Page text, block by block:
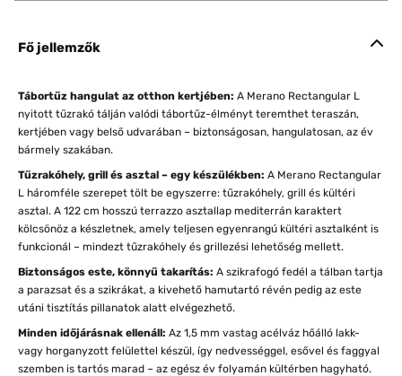
Fő jellemzők
Tábortűz hangulat az otthon kertjében: A Merano Rectangular L
nyitott tűzrakó tálján valódi tábortűz-élményt teremthet teraszán,
kertjében vagy belső udvarában – biztonságosan, hangulatosan, az év
bármely szakában.
Tűzrakóhely, grill és asztal – egy készülékben: A Merano Rectangular
L háromféle szerepet tölt be egyszerre: tűzrakóhely, grill és kültéri
asztal. A 122 cm hosszú terrazzo asztallap mediterrán karaktert
kölcsönöz a készletnek, amely teljesen egyenrangú kültéri asztalként is
funkcionál – mindezt tűzrakóhely és grillezési lehetőség mellett.
Biztonságos este, könnyű takarítás: A szikrafogó fedél a tálban tartja
a parazsat és a szikrákat, a kivehető hamutartó révén pedig az este
utáni tisztítás pillanatok alatt elvégezhető.
Minden időjárásnak ellenáll: Az 1,5 mm vastag acélváz hőálló lakk-
vagy horganyzott felülettel készül, így nedvességgel, esővel és faggyal
szemben is tartós marad – az egész év folyamán kültérben hagyható.